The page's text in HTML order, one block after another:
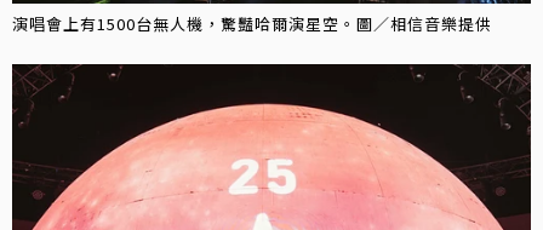
演唱會上有1500台無人機，驚豔哈爾演星空。圖／相信音樂提供